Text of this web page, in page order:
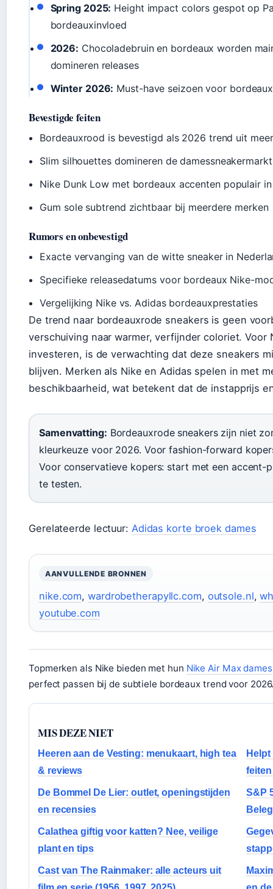
Spring 2025: Height impact colors gespot op
bordeauxinvloed
2026: Chocoladebruin en bordeaux worden
domineren releases
Winter 2026: Must-have seizoen voor
Bevestigde feiten
Bordeauxrood is bevestigd als 2026 trend uit
Slim silhouettes domineren de damessneakermarkt
Nike Dunk Low met bordeaux accenten populair
Gum sole subtrend zichtbaar bij meerdere merken
Rumors en onbevestigd
Exacte vervanging van de witte sneaker in
Specifieke releasedatums voor bordeaux Nike-
Vergelijking Nike vs. Adidas bordeauxprestaties
De trend naar bordeauxrode sneakers is geen
verschuiving naar warmer, verfijnder coloriet. Voor
investeren, is de verwachting dat deze sneakers
blijven. Merken als Nike en Adidas spelen in met
beschikbaarheid, wat betekent dat de instapprijs
Samenvatting: Bordeauxrode sneakers zijn niet
kleurkeuze voor 2026. Voor fashion-forward
Voor conservatieve kopers: start met een accent-
te testen.
Gerelateerde lectuur: Adidas korte broek dames
AANVULLENDE BRONNEN
nike.com,wardrobetherapyllc.com, outsole.nl,
youtube.com
Topmerken als Nike bieden met hun Nike Air Max dames
perfect passen bij de subtiele bordeaux trend voor
MIS DEZE NIET
Heeren aan de Vesting: menukaart, high tea
& reviews
De Bommel De Lier: outlet, openingstijden
en recensies
S&P
Calathea giftig voor katten? Nee, veilige
plant en tips
Cast van The Rainmaker: alle acteurs uit